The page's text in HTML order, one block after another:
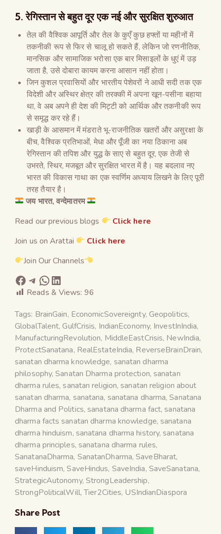
5. रेगिस्तान से बहुत दूर एक नई और सुरक्षित शुरुआत
तेल की वैश्विक आपूर्ति और तेल के कुएँ कुछ हफ्तों या महीनों में
तकनीकी रूप से फिर से चालू हो सकते हैं, लेकिन जो रणनीतिक,
मानसिक और सामाजिक भरोसा एक बार मिसाइलों के धुएं में उड़
जाता है, उसे दोबारा कायम करना आसान नहीं होता।
जिन कुशल प्रवासियों और भारतीय पेशेवरों ने आधी सदी तक एक
विदेशी और अस्थिर क्षेत्र की तरक्की में अपना खून-पसीना बहाया
था, वे अब अपने ही देश की मिट्टी को आर्थिक और तकनीकी रूप
से समृद्ध कर रहे हैं।
खाड़ी के आसमान में मंडराते भू-राजनीतिक खतरों और असुरक्षा के
बीच, वैश्विक प्रतिभाओं, मेधा और पूँजी का नया ठिकाना अब
रेगिस्तान की तपिश और युद्ध के साए से बहुत दूर, एक तेजी से
उभरते, स्थिर, मजबूत और सुरक्षित भारत में है। यह बदलाव नए
भारत की विकास गाथा का एक स्वर्णिम अध्याय लिखने के लिए पूरी
तरह तैयार है।
जय भारत, वन्देमातरम
Read our previous blogs
Click here
Join us on Arattai
Click here
Join Our Channels
Reads & Views: 96
Tags: BrainGain, EconomicSovereignty, Geopolitics,
GlobalTalent,GulfCrisis, IndianEconomy, InvestInIndia,
ManufacturingRevolution, MiddleEastCrisis, NewIndia,
ProtectSanatana, RealEstateIndia, ReverseBrainDrain,
sanatan dharma knowledge, sanatan dharma
philosophy,Sanatan Dharma protection, sanatan
dharma rules, sanatan religion, sanatan religion about
sanatan dharma, sanatana, sanatana dharma,Sanatana
Dharma and Politics, sanatana dharma fact, sanatana
dharma facts sanatan dharma knowledge, sanatana
dharma hinduism, sanatana dharma history, sanatana
dharma principles, sanatana dharma rules,
SanatanaDharma, SanatanDharma,SaveBharat,
saveHinduism,SaveHindus, SaveIndia, SaveSanatana,
StrategicAutonomy, StrongLeadership,
StrongPoliticalWill,Tier2Cities, USIndianDiaspora
Share Post